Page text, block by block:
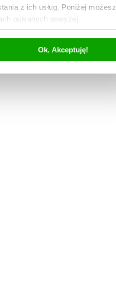
z ich usług. Poniżej możesz
opisanych powyżej.
Ok, Akceptuję!